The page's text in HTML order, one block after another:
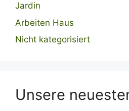
Jardin
Arbeiten Haus
Nicht kategorisiert
Unsere